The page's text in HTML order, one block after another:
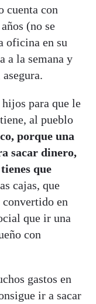
cuenta con
(no se
oficina en su
a la semana y
hijos para que le
al pueblo
porque una
sacar dinero,
que
cajas, que
convertido en
que ir una
con
gastos en
ir a sacar